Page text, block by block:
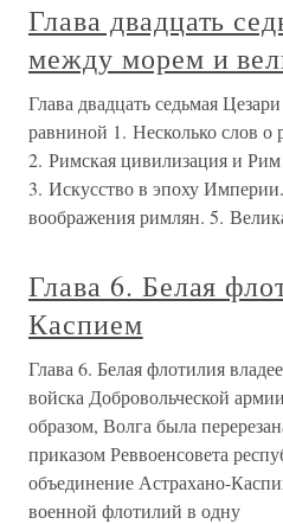
Глава двадцать
между морем и
Глава двадцать седьмая
равниной 1. Несколько слов о
2. Римская цивилизация и Рим
3. Искусство в эпоху
воображения римлян. 5.
Глава 6. Белая
Каспием
Глава 6. Белая флотилия
войска Добровольческой
образом, Волга была
приказом Реввоенсовета
объединение Астрахано-
военной флотилий в одну